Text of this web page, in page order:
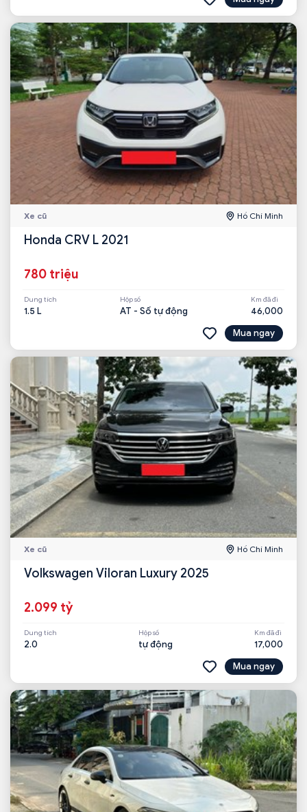
Xe cũ Hồ Chí Minh
Honda CRV L 2021
780 triệu
Dung tích
1.5 L
Hộp số
AT - Số tự động
Km đã đi
46,000
Mua ngay
Xe cũ Hồ Chí Minh
Volkswagen Viloran Luxury 2025
2.099 tỷ
Dung tích
2.0
Hộp số
tự động
Km đã đi
17,000
Mua ngay